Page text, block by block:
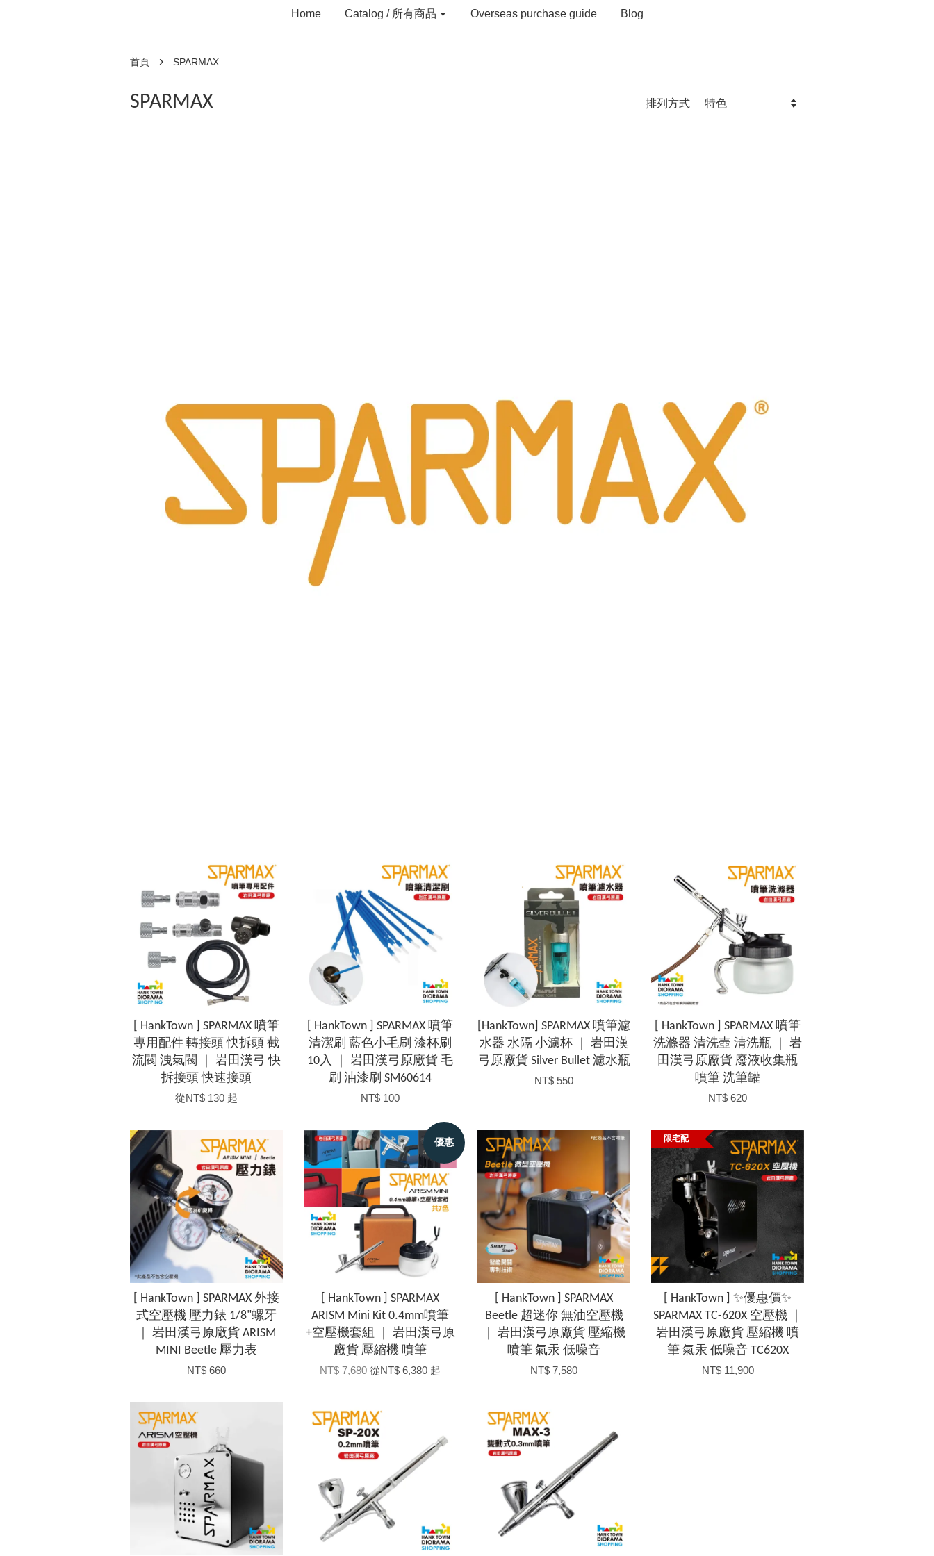
Home Catalog / 所有商品 Overseas purchase guide Blog
首頁 › SPARMAX
SPARMAX 排列方式
[ HankTown ] SPARMAX 噴筆
專用配件 轉接頭 快拆頭 截
流閥 洩氣閥 ｜ 岩田漢弓 快
拆接頭 快速接頭
從NT$ 130 起
[ HankTown ] SPARMAX 噴筆
清潔刷 藍色小毛刷 漆杯刷
10入 ｜ 岩田漢弓原廠貨 毛
刷 油漆刷 SM60614
NT$ 100
[HankTown] SPARMAX 噴筆濾
水器 水隔 小濾杯 ｜ 岩田漢
弓原廠貨 Silver Bullet 濾水瓶
NT$ 550
[ HankTown ] SPARMAX 噴筆
洗滌器 清洗壺 清洗瓶 ｜ 岩
田漢弓原廠貨 廢液收集瓶
噴筆 洗筆罐
NT$ 620
[ HankTown ] SPARMAX 外接
式空壓機 壓力錶 1/8"螺牙
｜ 岩田漢弓原廠貨 ARISM
MINI Beetle 壓力表
NT$ 660
優惠
[ HankTown ] SPARMAX
ARISM Mini Kit 0.4mm噴筆
+空壓機套組 ｜ 岩田漢弓原
廠貨 壓縮機 噴筆
NT$ 7,680從NT$ 6,380 起
[ HankTown ] SPARMAX
Beetle 超迷你 無油空壓機
｜ 岩田漢弓原廠貨 壓縮機
噴筆 氣汞 低噪音
NT$ 7,580
限宅配
[ HankTown ] ✨優惠價✨
SPARMAX TC-620X 空壓機 ｜
岩田漢弓原廠貨 壓縮機 噴
筆 氣汞 低噪音 TC620X
NT$ 11,900